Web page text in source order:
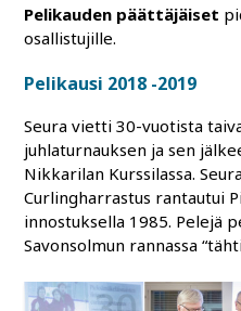
Pelikauden päättäjäiset
osallistujille.
Pelikausi 2018 -2019
Seura vietti 30-vuotista
juhlaturnauksen ja sen
Nikkarilan Kurssilassa.
Curlingharrastus rantautui
innostuksella 1985. Pelejä
Savonsolmun rannassa